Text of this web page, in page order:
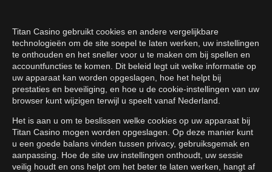
Titan Casino gebruikt cookies en andere vergelijkbare
technologieën om de site soepel te laten werken, uw instellingen
te onthouden en het sneller voor u te maken om bij spellen en
accountfuncties te komen. Dit beleid legt uit welke informatie op
uw apparaat kan worden opgeslagen, hoe het helpt bij
prestaties en beveiliging, en hoe u de cookie-instellingen van uw
browser kunt wijzigen terwijl u speelt vanaf Nederland.
Het is aan u om te beslissen welke cookies op uw apparaat bij
Titan Casino mogen worden opgeslagen. Op deze manier kunt
u een goede balans vinden tussen privacy, gebruiksgemak en
aanpassing. Hoe de site uw instellingen onthoudt, uw sessie
veilig houdt en ons helpt om het beter te laten werken, hangt af